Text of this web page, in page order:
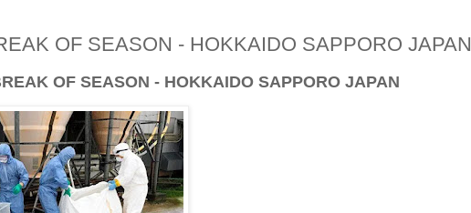
OF SEASON - HOKKAIDO SAPPORO JAPAN
OF SEASON - HOKKAIDO SAPPORO JAPAN